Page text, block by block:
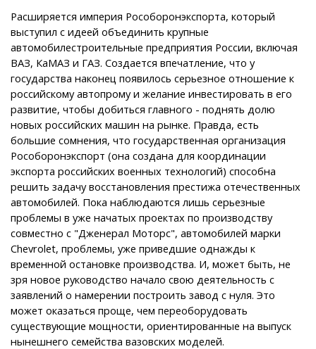
Расширяется империя Рособоронэкспорта, который
выступил с идеей объединить крупные
автомобилестроительные предприятия России, включая
ВАЗ, КаМАЗ и ГАЗ. Создается впечатление, что у
государства наконец появилось серьезное отношение к
российскому автопрому и желание инвестировать в его
развитие, чтобы добиться главного - поднять долю
новых российских машин на рынке. Правда, есть
большие сомнения, что государственная организация
Рособоронэкспорт (она создана для координации
экспорта российских военных технологий) способна
решить задачу восстановления престижа отечественных
автомобилей. Пока наблюдаются лишь серьезные
проблемы в уже начатых проектах по производству
совместно с "Дженерал Моторс", автомобилей марки
Chevrolet, проблемы, уже приведшие однажды к
временной остановке производства. И, может быть, не
зря новое руководство начало свою деятельность с
заявлений о намерении построить завод с нуля. Это
может оказаться проще, чем переоборудовать
существующие мощности, ориентированные на выпуск
нынешнего семейства вазовских моделей.